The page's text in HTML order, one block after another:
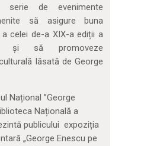
serie de evenimente
să asigure buna
celei de-a XIX-a ediții a
și să promoveze
lăsată de George
Național ”George
Națională a
publicului expoziția
„George Enescu pe